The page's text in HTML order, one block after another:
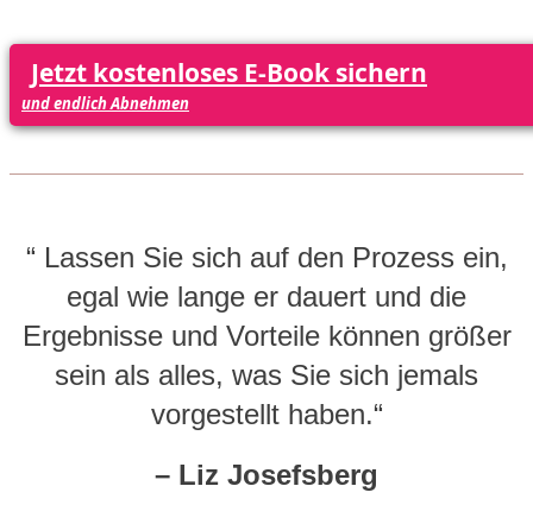
Jetzt kostenloses E-Book sichern
und endlich Abnehmen
“ Lassen Sie sich auf den Prozess ein,
egal wie lange er dauert und die
Ergebnisse und Vorteile können größer
sein als alles, was Sie sich jemals
vorgestellt haben.“
– Liz Josefsberg